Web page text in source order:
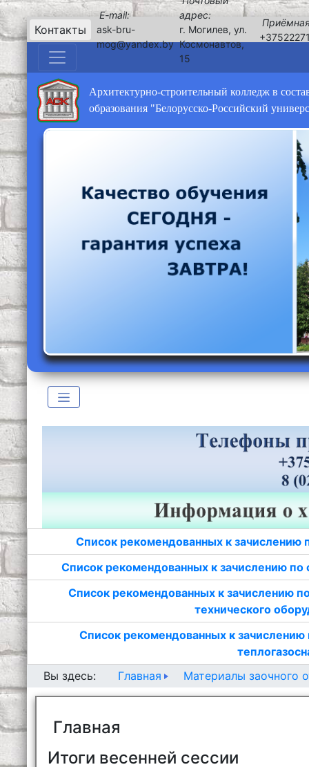
Контакты
E-mail:
ask-bru-
mog@yandex.by
адрес:
г. Могилев, ул.
Космонавтов,
15
Архитектурно-строительный колледж в
образования "Белорусско-Российский
Список рекомендованных к зачислению
Список рекомендованных к зачислению
Список рекомендованных к зачислению
технического
Список рекомендованных к
Вы здесь:
Главная Материалы заочного
Главная
Итоги весенней сессии